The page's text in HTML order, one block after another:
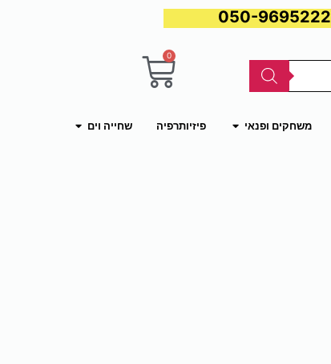
050-9695222
0
עגלת
משחקים ופנאי פתח משחקים ופנאי
פיזיותרפיה שחייה וים פתח שחייה וים